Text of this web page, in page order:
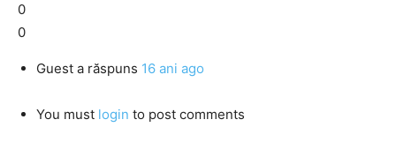
0
0
Guest a răspuns 16 ani ago
You must login to post comments